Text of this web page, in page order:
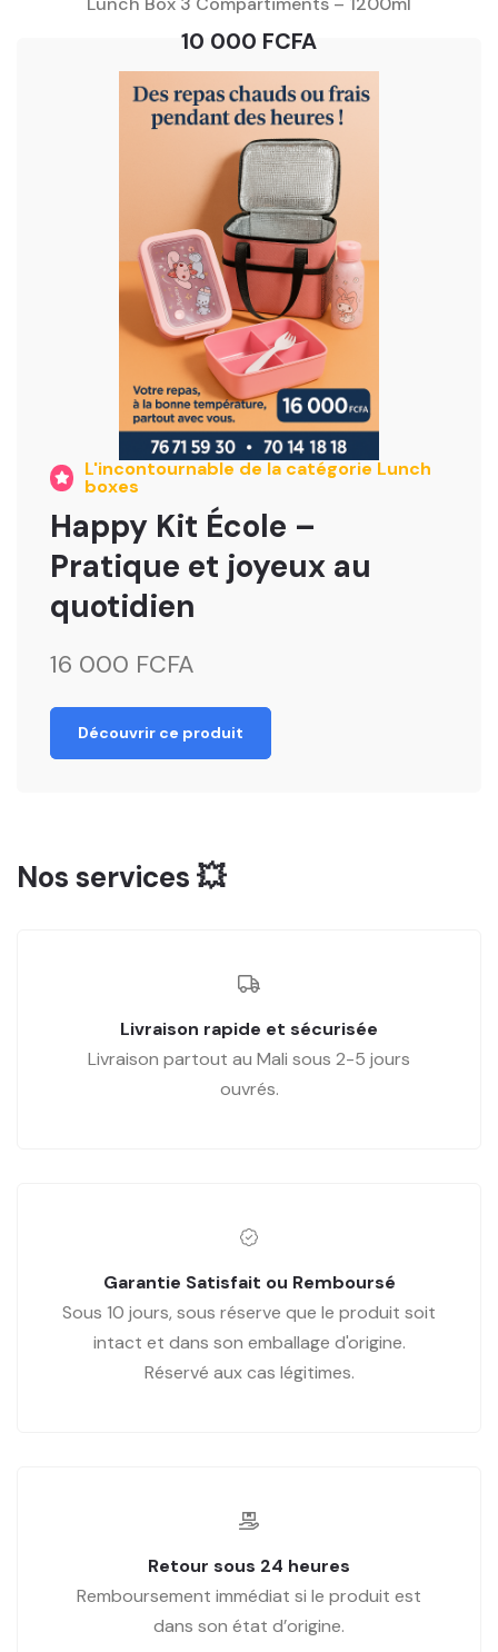
10 000 FCFA
L'incontournable de la catégorie Lunch
boxes
Happy Kit École –
Pratique et joyeux au
quotidien
16 000 FCFA
Découvrir ce produit
Nos services 💥
Livraison rapide et sécurisée
Livraison partout au Mali sous 2-5 jours
ouvrés.
Garantie Satisfait ou Remboursé
Sous 10 jours, sous réserve que le produit soit
intact et dans son emballage d'origine.
Réservé aux cas légitimes.
Retour sous 24 heures
Remboursement immédiat si le produit est
dans son état d’origine.